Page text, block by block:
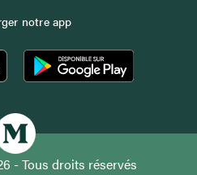
notre app
- Tous droits réservés